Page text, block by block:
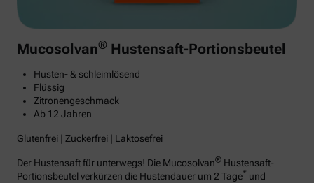
Mucosolvan® Hustensaft-Portionsbeutel
Husten- & schleimlösend
Flüssig
Zitronengeschmack
Ab 12 Jahren
Glutenfrei | Zuckerfrei | Laktosefrei
Der Hustensaft für unterwegs! Die Mucosolvan® Hustensaft-
Portionsbeutel verkürzen die Hustendauer um 2 Tage* und